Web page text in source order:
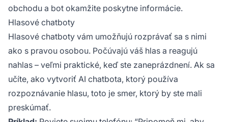
obchodu a bot okamžite poskytne informácie.
Hlasové chatboty
Hlasové chatboty vám umožňujú rozprávať sa s nimi
ako s pravou osobou. Počúvajú váš hlas a reagujú
nahlas – veľmi praktické, keď ste zaneprázdnení. Ak sa
učíte, ako vytvoriť AI chatbota, ktorý používa
rozpoznávanie hlasu, toto je smer, ktorý by ste mali
preskúmať.